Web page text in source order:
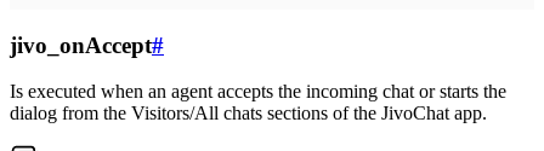
jivo_onAccept#
Is executed when an agent accepts the incoming chat or starts the
dialog from the Visitors/All chats sections of the JivoChat app.